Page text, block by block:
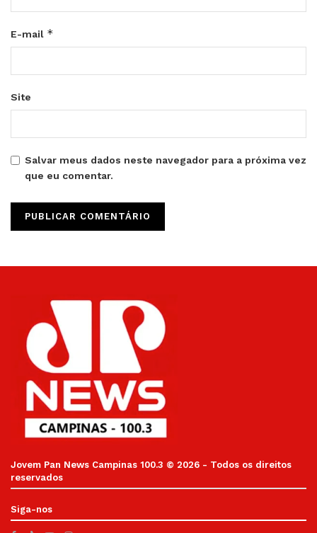
E-mail *
Site
Salvar meus dados neste navegador para a próxima vez
que eu comentar.
Jovem Pan News Campinas 100.3 © 2026 - Todos os direitos
reservados
Siga-nos